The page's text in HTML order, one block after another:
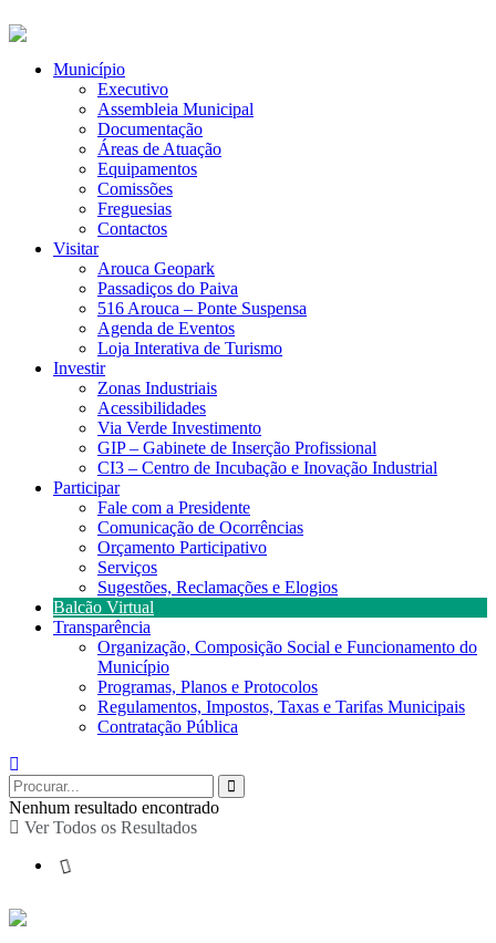
Município
Executivo
Assembleia Municipal
Documentação
Áreas de Atuação
Equipamentos
Comissões
Freguesias
Contactos
Visitar
Arouca Geopark
Passadiços do Paiva
516 Arouca – Ponte Suspensa
Agenda de Eventos
Loja Interativa de Turismo
Investir
Zonas Industriais
Acessibilidades
Via Verde Investimento
GIP – Gabinete de Inserção Profissional
CI3 – Centro de Incubação e Inovação Industrial
Participar
Fale com a Presidente
Comunicação de Ocorrências
Orçamento Participativo
Serviços
Sugestões, Reclamações e Elogios
Balcão Virtual
Transparência
Organização, Composição Social e Funcionamento do
Município
Programas, Planos e Protocolos
Regulamentos, Impostos, Taxas e Tarifas Municipais
Contratação Pública
Nenhum resultado encontrado
Ver Todos os Resultados